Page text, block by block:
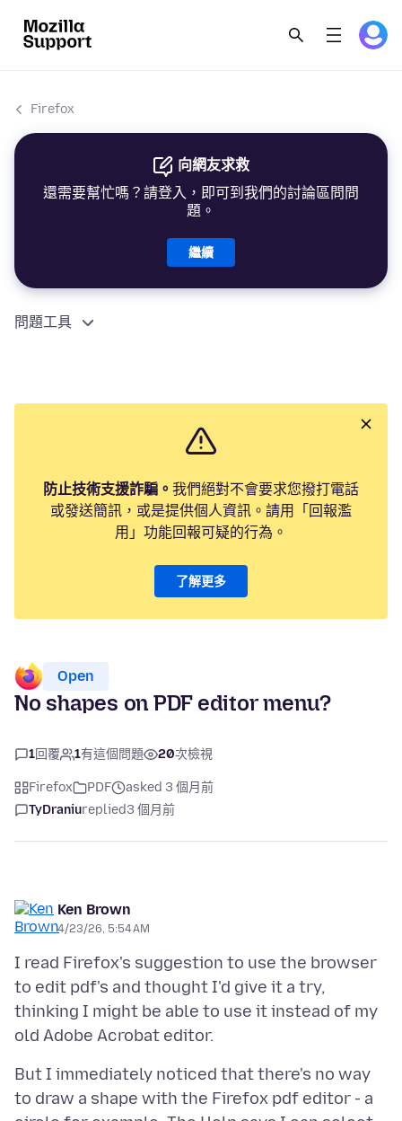
Firefox
向網友求救
還需要幫忙嗎？請登入，即可到我們的討論區問問
題。
繼續
問題工具
防止技術支援詐騙。 我們絕對不會要求您撥打電話
或發送簡訊，或是提供個人資訊。請用「回報濫
用」功能回報可疑的行為。
了解更多
Open
No shapes on PDF editor menu?
1回覆 1有這個問題 20次檢視
Firefox PDF
asked 3 個月前
TyDraniureplied3 個月前
Ken Brown
4/23/26, 5:54 AM
I read Firefox's suggestion to use the browser
to edit pdf's and thought I'd give it a try,
thinking I might be able to use it instead of my
But I immediately noticed that there's no way
to draw a shape with the Firefox pdf editor - a